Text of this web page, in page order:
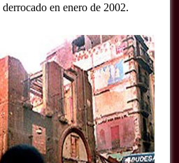
en enero de 2002.